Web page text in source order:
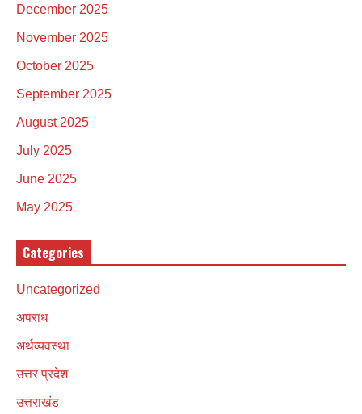
December 2025
November 2025
October 2025
September 2025
August 2025
July 2025
June 2025
May 2025
Categories
Uncategorized
अपराध
अर्थव्यवस्था
उत्तर प्रदेश
उत्तराखंड